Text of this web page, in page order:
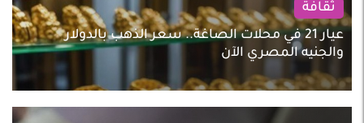
ثقافة
عيار 21 في محلات الصاغة.. سعر الذهب بالدولار
والجنيه المصري الآن